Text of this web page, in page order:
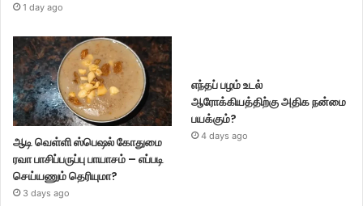
1 day ago
ஆடி வெள்ளி ஸ்பெஷல் கோதுமை
ரவா பாசிப்பருப்பு பாயாசம் – எப்படி
செய்யணும் தெரியுமா?
3 days ago
எந்தப் பழம் உடல்
ஆரோக்கியத்திற்கு அதிக நன்மை
பயக்கும்?
4 days ago